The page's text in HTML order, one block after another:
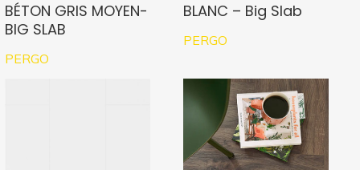
BÉTON GRIS MOYEN-
BIG SLAB
PERGO
BLANC – Big Slab
PERGO